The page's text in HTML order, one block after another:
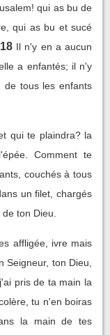
qui as bu de
qui as bu et sucé
18 Il n'y en a aucun
a enfantés; il n'y
tous les enfants
qui te plaindra? la
Comment te
couchés à tous
un filet, chargés
ton Dieu.
affligée, ivre mais
Seigneur, ton Dieu,
pris de ta main la
tu n'en boiras
la main de tes